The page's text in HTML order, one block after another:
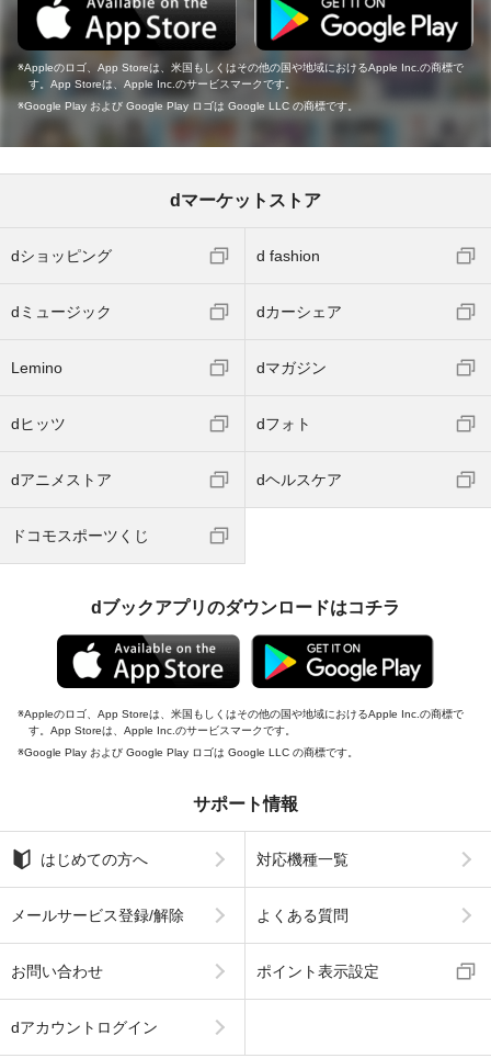
Appleのロゴ、App Storeは、米国もしくはその他の国や地域におけるApple Inc.の商標で
す。App Storeは、Apple Inc.のサービスマークです。
Google Play および Google Play ロゴは Google LLC の商標です。
dマーケットストア
dショッピング d fashion
dミュージック dカーシェア
Lemino dマガジン
dヒッツ dフォト
dアニメストア dヘルスケア
ドコモスポーツくじ
dブックアプリのダウンロードはコチラ
Appleのロゴ、App Storeは、米国もしくはその他の国や地域におけるApple Inc.の商標で
す。App Storeは、Apple Inc.のサービスマークです。
Google Play および Google Play ロゴは Google LLC の商標です。
サポート情報
はじめての方へ 対応機種一覧
メールサービス登録/解除 よくある質問
お問い合わせ ポイント表示設定
dアカウントログイン